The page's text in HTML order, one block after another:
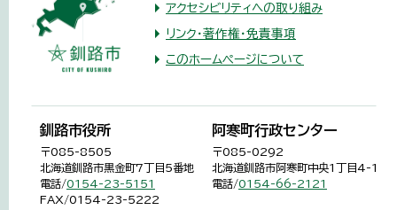
アクセシビリティへの取り組み
リンク・著作権・免責事項
このホームページについて
釧路市役所
〒085-8505
北海道釧路市黒金町7丁目5番地
電話/0154-23-5151
FAX/0154-23-5222
阿寒町行政センター
〒085-0292
北海道釧路市阿寒町中央1丁目4-1
電話/0154-66-2121